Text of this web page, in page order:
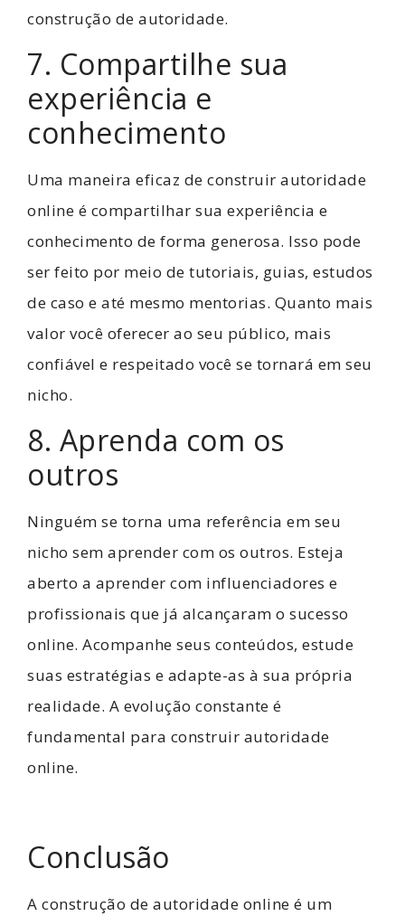
construção de autoridade.
7. Compartilhe sua
experiência e
conhecimento
Uma maneira eficaz de construir autoridade
online é compartilhar sua experiência e
conhecimento de forma generosa. Isso pode
ser feito por meio de tutoriais, guias, estudos
de caso e até mesmo mentorias. Quanto mais
valor você oferecer ao seu público, mais
confiável e respeitado você se tornará em seu
nicho.
8. Aprenda com os
outros
Ninguém se torna uma referência em seu
nicho sem aprender com os outros. Esteja
aberto a aprender com influenciadores e
profissionais que já alcançaram o sucesso
online. Acompanhe seus conteúdos, estude
suas estratégias e adapte-as à sua própria
realidade. A evolução constante é
fundamental para construir autoridade
online.
Conclusão
A construção de autoridade online é um